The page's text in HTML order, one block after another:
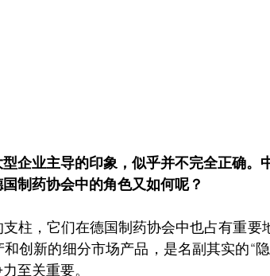
企业主导的印象，似乎并不完全正确。
制药协会中的角色又如何呢？
柱，它们在德国制药协会中也占有重要
创新的细分市场产品，是名副其实的“
至关重要。